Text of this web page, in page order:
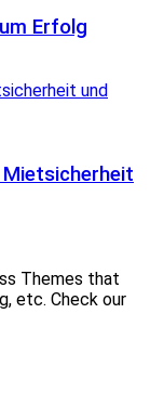
Erfolg
Themes that
etc. Check our